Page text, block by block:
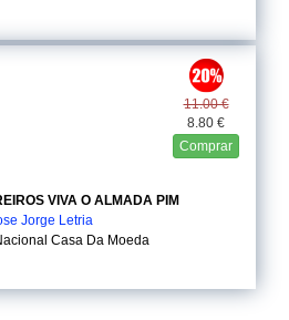
11.00 €
8.80 €
Comprar
VIVA O ALMADA PIM
Jorge Letria
Casa Da Moeda